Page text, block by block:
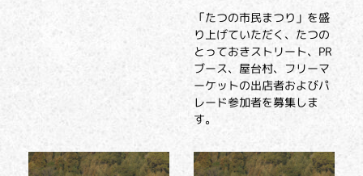
「たつの市民まつり」を盛
り上げていただく、たつの
とっておきストリート、PR
ブース、屋台村、フリーマ
ーケットの出店者およびパ
レード参加者を募集しま
す。